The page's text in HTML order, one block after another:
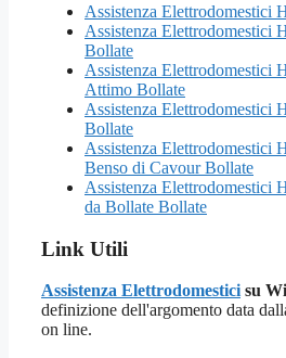
Assistenza Elettrodomestici
Assistenza Elettrodomestici
Bollate
Assistenza Elettrodomestici
Attimo Bollate
Assistenza Elettrodomestici
Bollate
Assistenza Elettrodomestici
Benso di Cavour Bollate
Assistenza Elettrodomestici
da Bollate Bollate
Link Utili
Assistenza Elettrodomestici su
definizione dell'argomento data
on line.